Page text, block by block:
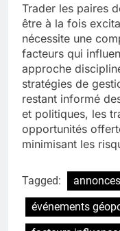
Trader les paires
être à la fois
nécessite une
facteurs qui
approche
stratégies de
restant informé
et politiques, les
opportunités
minimisant les
Tagged:
événements